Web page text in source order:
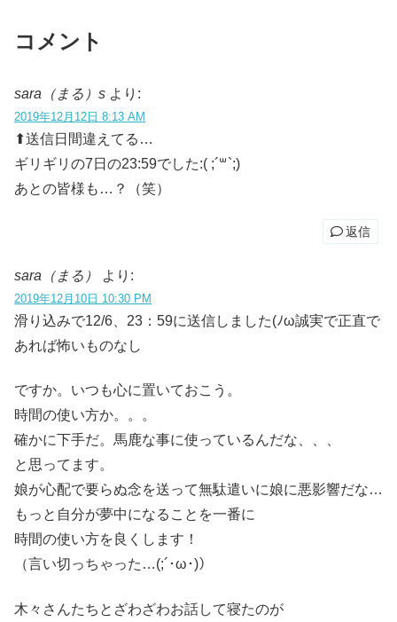
コメント
sara（まる）s より:
2019年12月12日 8:13 AM
⬆送信日間違えてる…
ギリギリの7日の23:59でした:( ;´꒳`;)
あとの皆様も…？（笑）
返信
sara（まる） より:
2019年12月10日 10:30 PM
滑り込みで12/6、23：59に送信しました(ﾉω誠実で正直で
あれば怖いものなし
ですか。いつも心に置いておこう。
時間の使い方か。。。
確かに下手だ。馬鹿な事に使っているんだな、、、
と思ってます。
娘が心配で要らぬ念を送って無駄遣いに娘に悪影響だな…
もっと自分が夢中になることを一番に
時間の使い方を良くします！
（言い切っちゃった…(;´･ω･)）
木々さんたちとざわざわお話して寝たのが